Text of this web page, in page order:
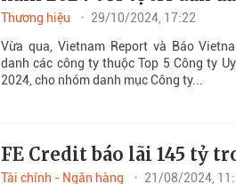
Thương hiệu
29/10/2024, 17:22
Vừa qua, Vietnam Report và Báo
danh các công ty thuộc Top 5 Công ty
2024, cho nhóm danh mục Công ty...
FE Credit báo lãi 145 tỷ
Tài chính - Ngân hàng
21/08/2024,